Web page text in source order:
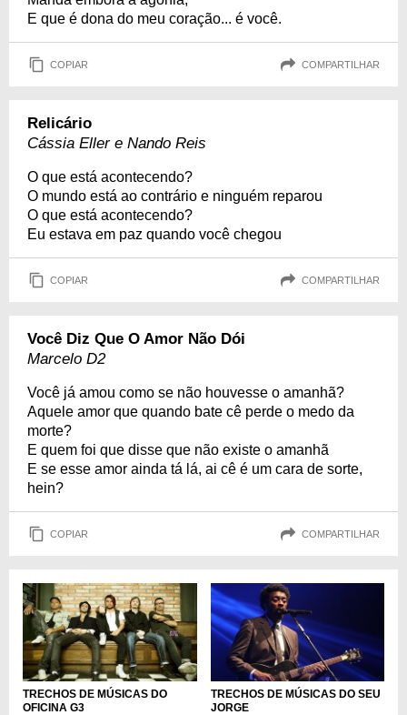
E que é dona do meu coração... é você.
COPIAR COMPARTILHAR
Relicário
Cássia Eller e Nando Reis
O que está acontecendo?
O mundo está ao contrário e ninguém reparou
O que está acontecendo?
Eu estava em paz quando você chegou
COPIAR COMPARTILHAR
Você Diz Que O Amor Não Dói
Marcelo D2
Você já amou como se não houvesse o amanhã?
Aquele amor que quando bate cê perde o medo da
morte?
E quem foi que disse que não existe o amanhã
E se esse amor ainda tá lá, ai cê é um cara de sorte,
hein?
COPIAR COMPARTILHAR
TRECHOS DE MÚSICAS DO
OFICINA G3
TRECHOS DE MÚSICAS DO SEU
JORGE